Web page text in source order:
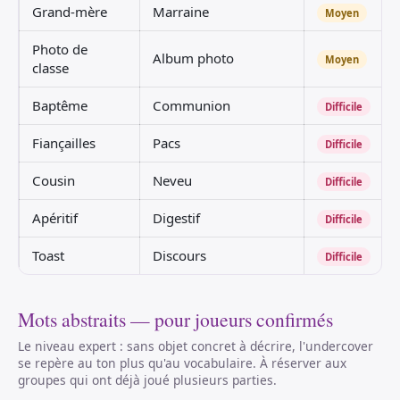
Grand-mère Marraine Moyen
Photo de
classe
Album photo Moyen
Baptême Communion Difficile
Fiançailles Pacs Difficile
Cousin Neveu Difficile
Apéritif Digestif Difficile
Toast Discours Difficile
Mots abstraits — pour joueurs confirmés
Le niveau expert : sans objet concret à décrire, l'undercover
se repère au ton plus qu'au vocabulaire. À réserver aux
groupes qui ont déjà joué plusieurs parties.